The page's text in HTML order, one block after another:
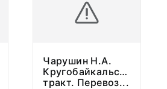
Чарушин Н.А.
Кругобайкальский
тракт. Перевоз...